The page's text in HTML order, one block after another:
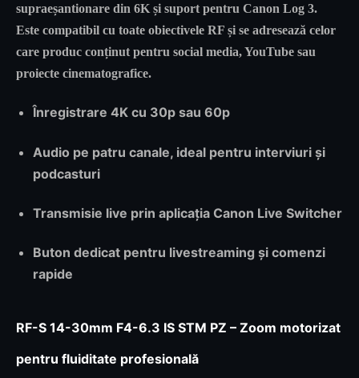
supraeșantionare din 6K și suport pentru Canon Log 3.
Este compatibil cu toate obiectivele RF și se adresează celor
care produc conținut pentru social media, YouTube sau
proiecte cinematografice.
Înregistrare 4K cu 30p sau 60p
Audio pe patru canale, ideal pentru interviuri și
podcasturi
Transmisie live prin aplicația Canon Live Switcher
Buton dedicat pentru livestreaming și comenzi
rapide
RF-S 14-30mm F4-6.3 IS STM PZ – Zoom motorizat
pentru fluiditate profesională